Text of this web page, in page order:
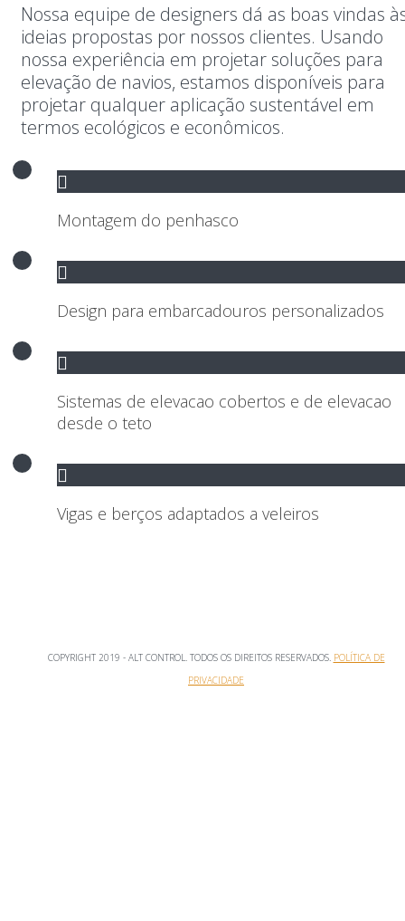
Nossa equipe de designers dá as boas vindas
ideias propostas por nossos clientes. Usando
nossa experiência em projetar soluções para
elevação de navios, estamos disponíveis para
projetar qualquer aplicação sustentável em
termos ecológicos e econômicos.
Montagem do penhasco
Design para embarcadouros personalizados
Sistemas de elevacao cobertos e de elevacao
desde o teto
Vigas e berços adaptados a veleiros
COPYRIGHT 2019 - ALT CONTROL. TODOS OS DIREITOS RESERVADOS. POLÍTICA DE
PRIVACIDADE